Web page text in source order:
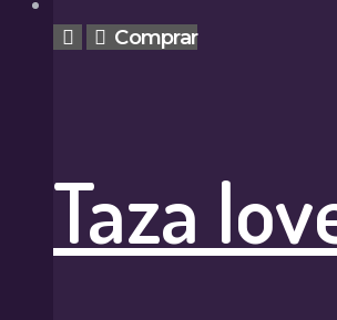
Comprar
Taza